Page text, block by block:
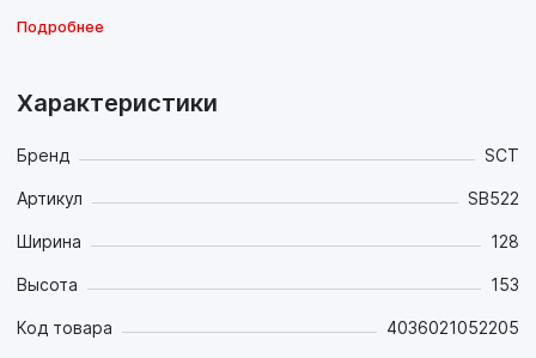
Подробнее
Характеристики
Бренд SCT
Артикул SB522
Ширина 128
Высота 153
Код товара 4036021052205